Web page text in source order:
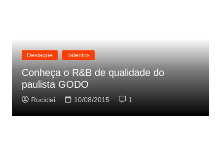
Destaque Talentos
Conheça o R&B de qualidade do
paulista GODO
Rociclei 10/08/2015 1